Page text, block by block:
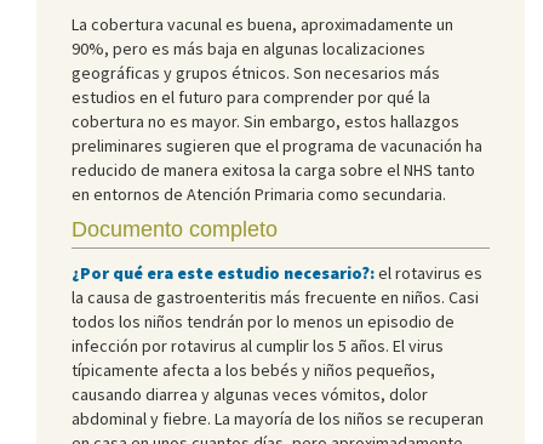
La cobertura vacunal es buena, aproximadamente un
90%, pero es más baja en algunas localizaciones
geográficas y grupos étnicos. Son necesarios más
estudios en el futuro para comprender por qué la
cobertura no es mayor. Sin embargo, estos hallazgos
preliminares sugieren que el programa de vacunación ha
reducido de manera exitosa la carga sobre el NHS tanto
en entornos de Atención Primaria como secundaria.
Documento completo
¿Por qué era este estudio necesario?:el rotavirus es
la causa de gastroenteritis más frecuente en niños. Casi
todos los niños tendrán por lo menos un episodio de
infección por rotavirus al cumplir los 5 años. El virus
típicamente afecta a los bebés y niños pequeños,
causando diarrea y algunas veces vómitos, dolor
abdominal y fiebre. La mayoría de los niños se recuperan